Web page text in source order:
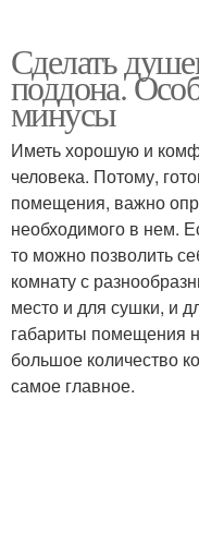
Поддон для
Сделать
поддона.
минусы
Иметь хорошую и
человека. Потому,
помещения, важно
необходимого в нем.
то можно позволить
комнату с
место и для сушки, и
габариты помещения
большое количество
самое главное.